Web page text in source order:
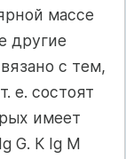
массе
другие
с тем,
е. состоят
имеет
G. К Ig М